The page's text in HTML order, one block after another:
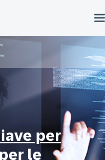
per
le